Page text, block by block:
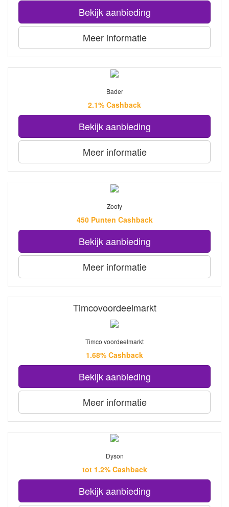
Bekijk aanbieding
Meer informatie
Bader
2.1% Cashback
Bekijk aanbieding
Meer informatie
Zoofy
450 Punten Cashback
Bekijk aanbieding
Meer informatie
Timcovoordeelmarkt
Timco voordeelmarkt
1.68% Cashback
Bekijk aanbieding
Meer informatie
Dyson
tot 1.2% Cashback
Bekijk aanbieding